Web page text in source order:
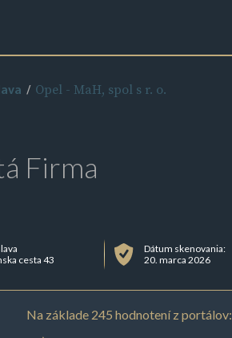
Opel - MaH, spol s r. o.
Firma
cesta 43
Dátum skenovania:
20. marca 2026
Na základe 245 hodnotení z portálov: